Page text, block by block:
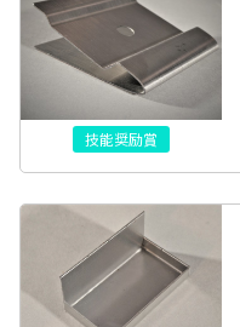
技能奨励賞